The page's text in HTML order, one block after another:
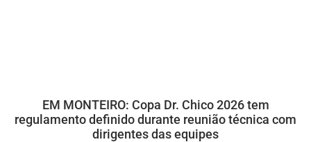
EM MONTEIRO: Copa Dr. Chico 2026 tem
regulamento definido durante reunião técnica com
dirigentes das equipes